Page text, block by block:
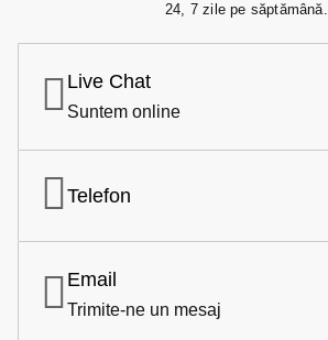
24, 7 zile pe săptămână.
Live Chat
Suntem online
Telefon
Email
Trimite-ne un mesaj